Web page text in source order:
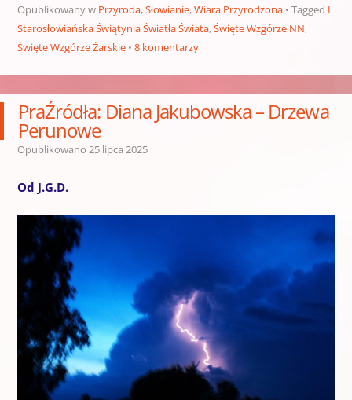
Opublikowany w Przyroda,Słowianie,Wiara Przyrodzona Tagged I
Starosłowiańska Świątynia Światła Świata,Święte Wzgórze NN,
Święte Wzgórze Żarskie
8 komentarzy
PraŹródła: Diana Jakubowska – Drzewa
Perunowe
Opublikowano 25 lipca 2025
Od J.G.D.